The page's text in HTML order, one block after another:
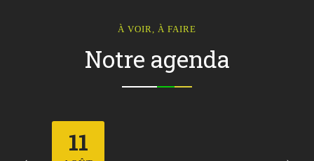
À VOIR, À FAIRE
Notre agenda